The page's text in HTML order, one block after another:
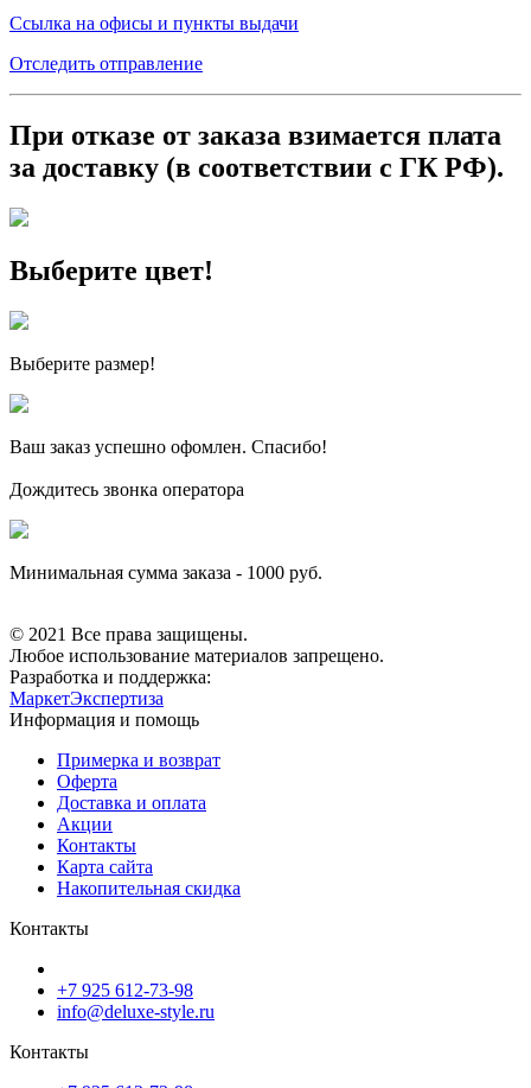
Ссылка на офисы и пункты выдачи
Отследить отправление
При отказе от заказа взимается плата
за доставку (в соответствии с ГК РФ).
Выберите цвет!
Выберите размер!
Ваш заказ успешно офомлен. Спасибо!
Дождитесь звонка оператора
Минимальная сумма заказа - 1000 руб.
© 2021 Все права защищены.
Любое использование материалов запрещено.
Разработка и поддержка:
МаркетЭкспертиза
Информация и помощь
Примерка и возврат
Оферта
Доставка и оплата
Акции
Контакты
Карта сайта
Накопительная скидка
Контакты
+7 925 612-73-98
info@deluxe-style.ru
Контакты